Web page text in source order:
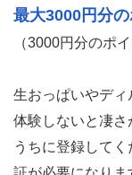
最大3000円分
（3000円分のポ
生おっぱいやデ
体験しないと凄
うちに登録して